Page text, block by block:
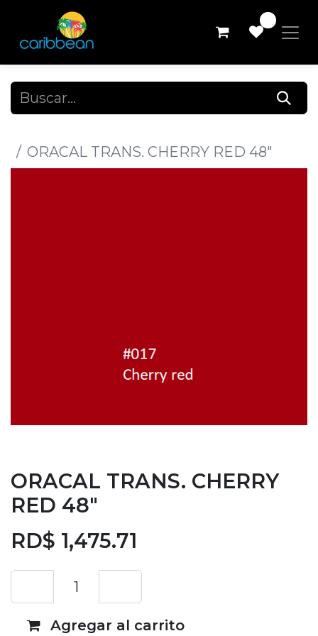
ORACAL TRANS. CHERRY RED 48"
ORACAL TRANS. CHERRY
RED 48"
RD$ 1,475.71
Agregar al carrito